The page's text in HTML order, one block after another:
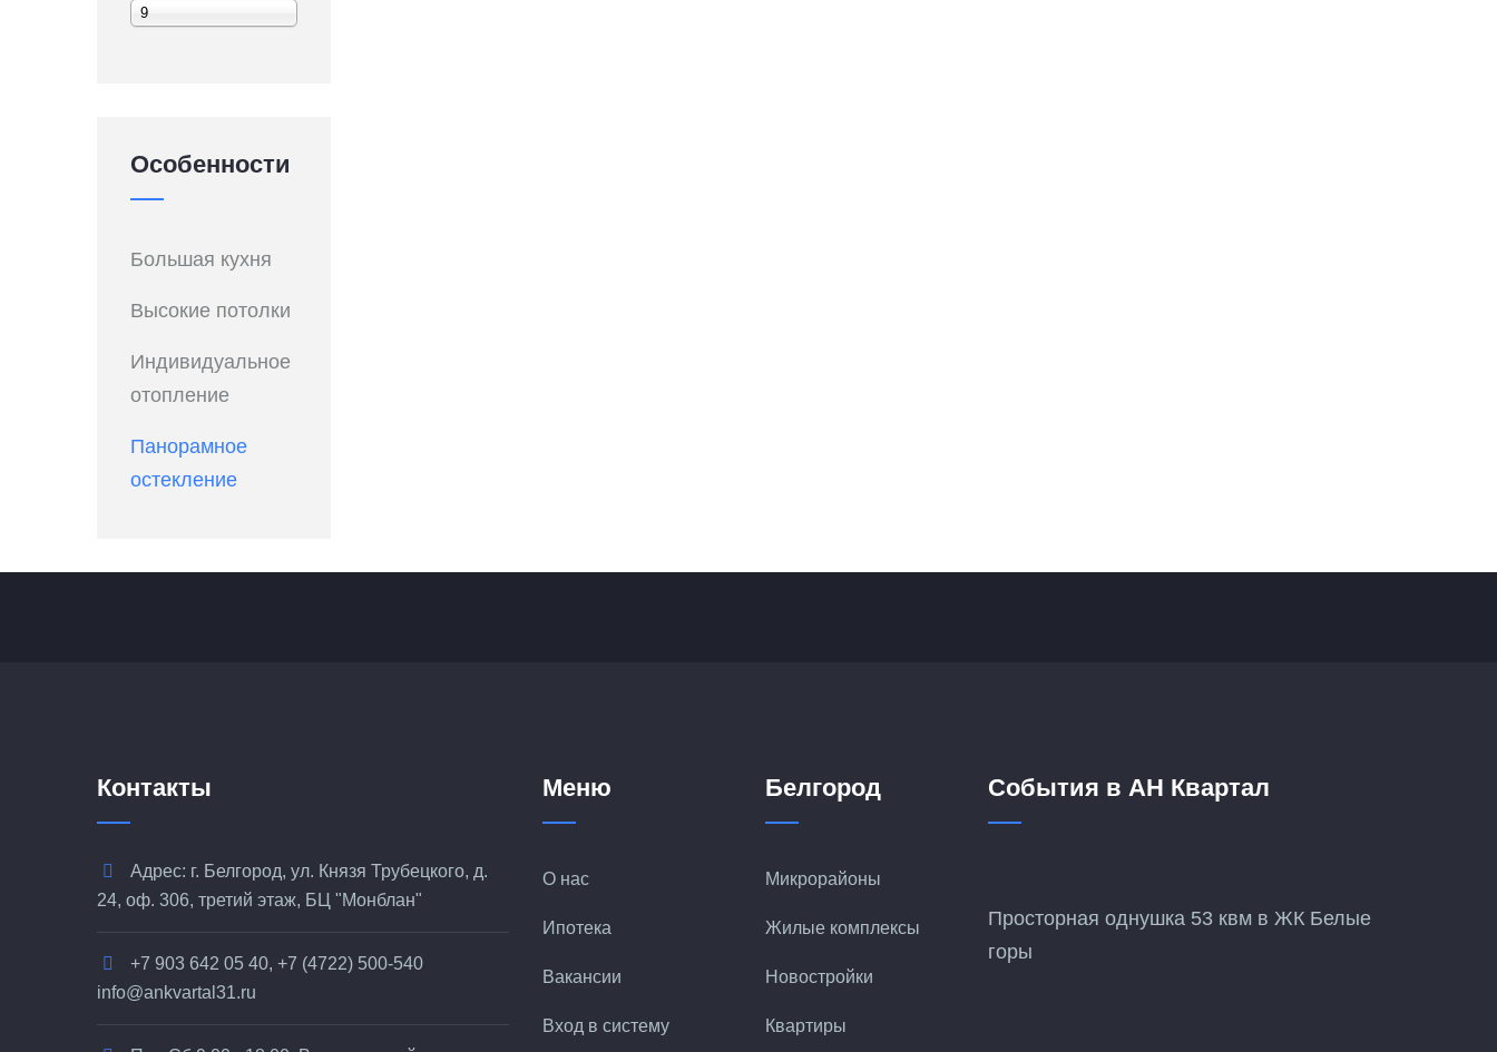
9
Особенности
Большая кухня
Высокие потолки
Индивидуальное
отопление
Панорамное
остекление
Контакты
Адрес: г. Белгород, ул. Князя Трубецкого, д.
24, оф. 306, третий этаж, БЦ "Монблан"
+7 903 642 05 40, +7 (4722) 500-540
info@ankvartal31.ru
Меню
О нас
Ипотека
Вакансии
Вход в систему
Белгород
Микрорайоны
Жилые комплексы
Новостройки
Квартиры
События в АН Квартал
Просторная однушка 53 квм в ЖК Белые
горы